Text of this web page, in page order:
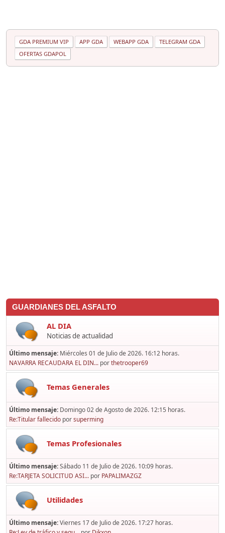
GDA PREMIUM VIP APP GDA WEBAPP GDA
TELEGRAM GDA
OFERTAS GDAPOL
GUARDIANES DEL ASFALTO
AL DIA
Noticias de actualidad
Último mensaje: Miércoles 01 de Julio de 2026. 16:12 horas.
NAVARRA RECAUDARA EL DIN... porthetrooper69
Temas Generales
Último mensaje: Domingo 02 de Agosto de 2026. 12:15 horas.
Re:Titular fallecido porsuperming
Temas Profesionales
Último mensaje:Sábado 11 de Julio de 2026. 10:09 horas.
Re:TARJETA SOLICITUD ASI... por PAPALIMAZGZ
Utilidades
Último mensaje:Viernes 17 de Julio de 2026. 17:27 horas.